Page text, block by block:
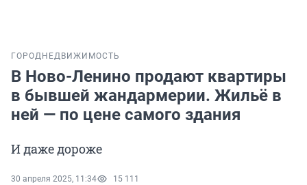
ГОРОД НЕДВИЖИМОСТЬ
В Ново-Ленино продают квартиры
в бывшей жандармерии. Жильё в
ней — по цене самого здания
И даже дороже
30 апреля 2025, 11:34 15 111